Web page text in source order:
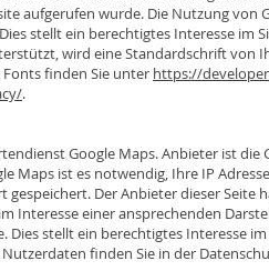
aufgerufen wurde. Die Nutzung
stellt ein berechtigtes Interesse im
wird eine Standardschrift von
finden Sie unter https://
.
Google Maps. Anbieter ist die
Maps ist es notwendig, Ihre IP
gespeichert. Der Anbieter dieser Seite
Interesse einer ansprechenden
stellt ein berechtigtes Interesse im
finden Sie in der